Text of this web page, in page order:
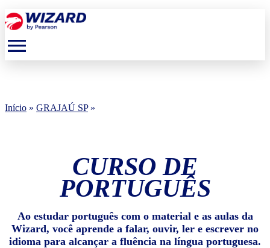
menu
Início » GRAJAÚ SP»
CURSO DE
PORTUGUÊS
Ao estudar português com o material e as aulas da
Wizard, você aprende a falar, ouvir, ler e escrever no
idioma para alcançar a fluência na língua portuguesa.